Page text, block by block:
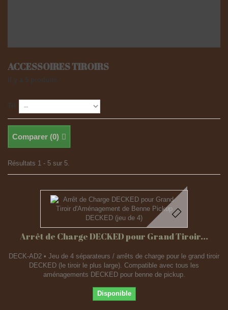
ACCESSOIRES TIROIRS
Il y a 5 produits.
Comparer (0)
Résultats 1 - 5 sur 5.
Arrêt de Charge DECKED pour Grand Tiroir...
DECK-AD2 • Jeu de 4 séparateurs / arrêts de charge pour le grand tiroir
DECKED (le tiroir le plus large). Compatible avec tous les
aménagements DECKED pour benne de pickup.
Disponible